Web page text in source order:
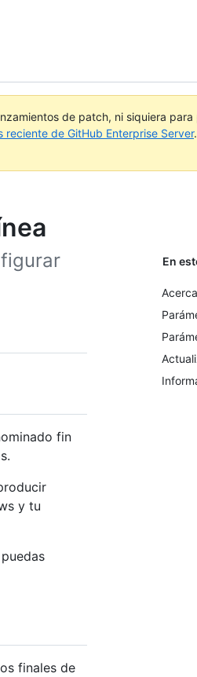
de patch, ni siquiera
reciente de GitHub Enterprise Server
En
fin
y tu
finales de